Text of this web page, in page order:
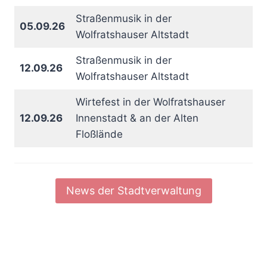
05.09.26
Straßenmusik in der
Wolfratshauser Altstadt
12.09.26
Straßenmusik in der
Wolfratshauser Altstadt
12.09.26
Wirtefest in der Wolfratshauser
Innenstadt & an der Alten
Floßlände
News der Stadtverwaltung